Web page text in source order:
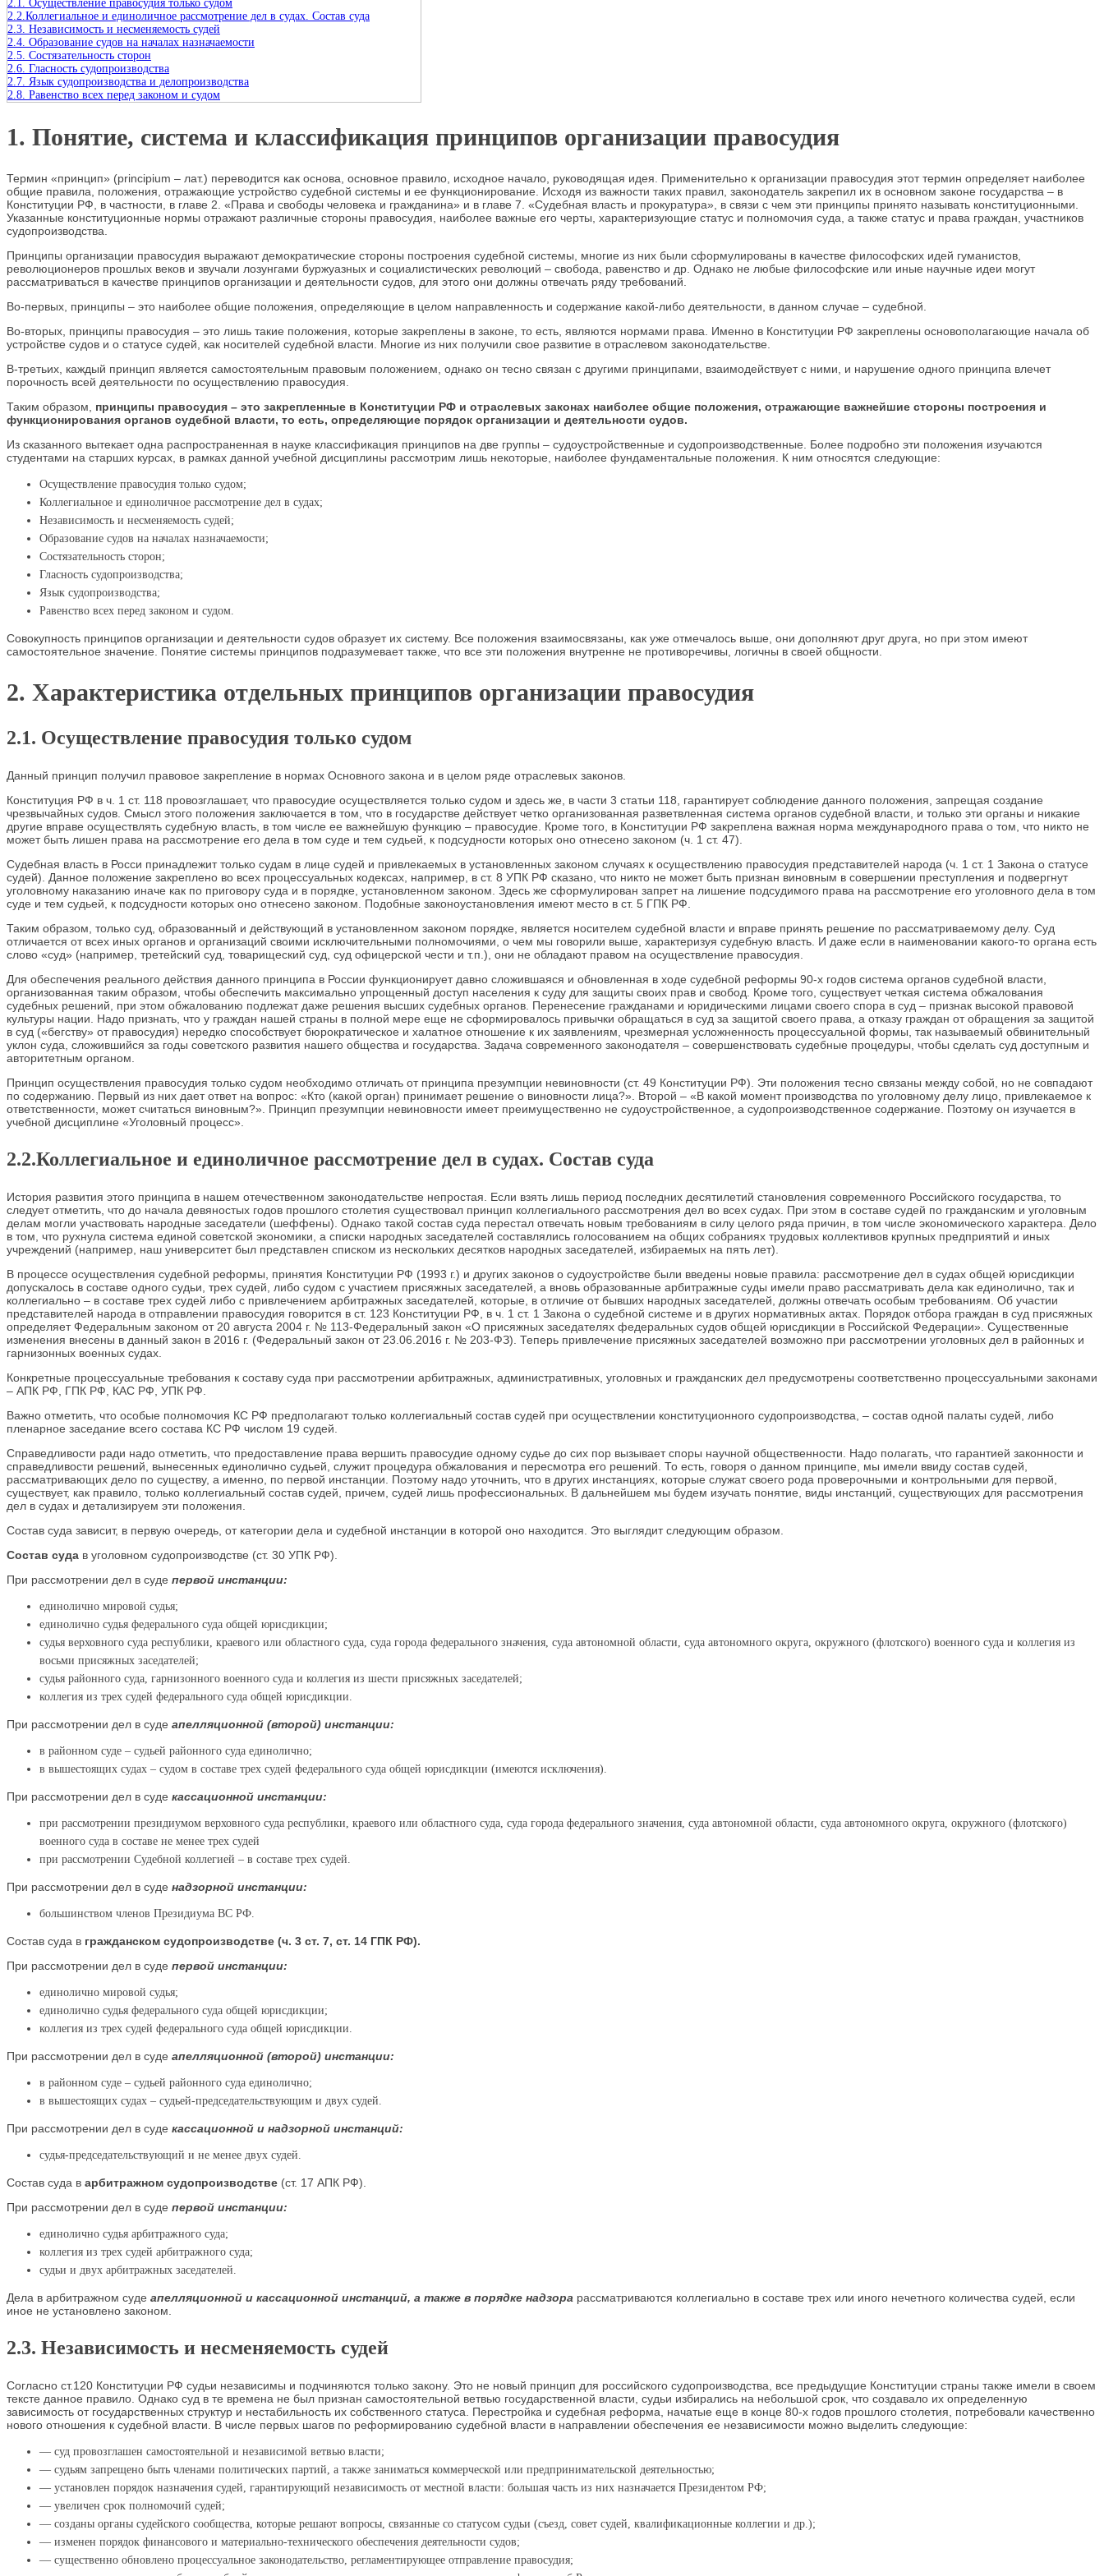
2.1. Осуществление правосудия только судом
2.2.Коллегиальное и единоличное рассмотрение дел в судах. Состав суда
2.3. Независимость и несменяемость судей
2.4. Образование судов на началах назначаемости
2.5. Состязательность сторон
2.6. Гласность судопроизводства
2.7. Язык судопроизводства и делопроизводства
2.8. Равенство всех перед законом и судом
1. Понятие, система и классификация принципов организации правосудия
Термин «принцип» (principium – лат.) переводится как основа, основное правило, исходное начало, руководящая идея. Применительно к организации правосудия этот термин определяет наиболее
общие правила, положения, отражающие устройство судебной системы и ее функционирование. Исходя из важности таких правил, законодатель закрепил их в основном законе государства – в
Конституции РФ, в частности, в главе 2. «Права и свободы человека и гражданина» и в главе 7. «Судебная власть и прокуратура», в связи с чем эти принципы принято называть конституционными.
Указанные конституционные нормы отражают различные стороны правосудия, наиболее важные его черты, характеризующие статус и полномочия суда, а также статус и права граждан, участников
судопроизводства.
Принципы организации правосудия выражают демократические стороны построения судебной системы, многие из них были сформулированы в качестве философских идей гуманистов,
революционеров прошлых веков и звучали лозунгами буржуазных и социалистических революций – свобода, равенство и др. Однако не любые философские или иные научные идеи могут
рассматриваться в качестве принципов организации и деятельности судов, для этого они должны отвечать ряду требований.
Во-первых, принципы – это наиболее общие положения, определяющие в целом направленность и содержание какой-либо деятельности, в данном случае – судебной.
Во-вторых, принципы правосудия – это лишь такие положения, которые закреплены в законе, то есть, являются нормами права. Именно в Конституции РФ закреплены основополагающие начала об
устройстве судов и о статусе судей, как носителей судебной власти. Многие из них получили свое развитие в отраслевом законодательстве.
В-третьих, каждый принцип является самостоятельным правовым положением, однако он тесно связан с другими принципами, взаимодействует с ними, и нарушение одного принципа влечет
порочность всей деятельности по осуществлению правосудия.
Таким образом, принципы правосудия – это закрепленные в Конституции РФ и отраслевых законах наиболее общие положения, отражающие важнейшие стороны построения и
функционирования органов судебной власти, то есть, определяющие порядок организации и деятельности судов.
Из сказанного вытекает одна распространенная в науке классификация принципов на две группы – судоустройственные и судопроизводственные. Более подробно эти положения изучаются
студентами на старших курсах, в рамках данной учебной дисциплины рассмотрим лишь некоторые, наиболее фундаментальные положения. К ним относятся следующие:
Осуществление правосудия только судом;
Коллегиальное и единоличное рассмотрение дел в судах;
Независимость и несменяемость судей;
Образование судов на началах назначаемости;
Состязательность сторон;
Гласность судопроизводства;
Язык судопроизводства;
Равенство всех перед законом и судом.
Совокупность принципов организации и деятельности судов образует их систему. Все положения взаимосвязаны, как уже отмечалось выше, они дополняют друг друга, но при этом имеют
самостоятельное значение. Понятие системы принципов подразумевает также, что все эти положения внутренне не противоречивы, логичны в своей общности.
2. Характеристика отдельных принципов организации правосудия
2.1. Осуществление правосудия только судом
Данный принцип получил правовое закрепление в нормах Основного закона и в целом ряде отраслевых законов.
Конституция РФ в ч. 1 ст. 118 провозглашает, что правосудие осуществляется только судом и здесь же, в части 3 статьи 118, гарантирует соблюдение данного положения, запрещая создание
чрезвычайных судов. Смысл этого положения заключается в том, что в государстве действует четко организованная разветвленная система органов судебной власти, и только эти органы и никакие
другие вправе осуществлять судебную власть, в том числе ее важнейшую функцию – правосудие. Кроме того, в Конституции РФ закреплена важная норма международного права о том, что никто не
может быть лишен права на рассмотрение его дела в том суде и тем судьей, к подсудности которых оно отнесено законом (ч. 1 ст. 47).
Судебная власть в Росси принадлежит только судам в лице судей и привлекаемых в установленных законом случаях к осуществлению правосудия представителей народа (ч. 1 ст. 1 Закона о статусе
судей). Данное положение закреплено во всех процессуальных кодексах, например, в ст. 8 УПК РФ сказано, что никто не может быть признан виновным в совершении преступления и подвергнут
уголовному наказанию иначе как по приговору суда и в порядке, установленном законом. Здесь же сформулирован запрет на лишение подсудимого права на рассмотрение его уголовного дела в том
суде и тем судьей, к подсудности которых оно отнесено законом. Подобные законоустановления имеют место в ст. 5 ГПК РФ.
Таким образом, только суд, образованный и действующий в установленном законом порядке, является носителем судебной власти и вправе принять решение по рассматриваемому делу. Суд
отличается от всех иных органов и организаций своими исключительными полномочиями, о чем мы говорили выше, характеризуя судебную власть. И даже если в наименовании какого-то органа есть
слово «суд» (например, третейский суд, товарищеский суд, суд офицерской чести и т.п.), они не обладают правом на осуществление правосудия.
Для обеспечения реального действия данного принципа в России функционирует давно сложившаяся и обновленная в ходе судебной реформы 90-х годов система органов судебной власти,
организованная таким образом, чтобы обеспечить максимально упрощенный доступ населения к суду для защиты своих прав и свобод. Кроме того, существует четкая система обжалования
судебных решений, при этом обжалованию подлежат даже решения высших судебных органов. Перенесение гражданами и юридическими лицами своего спора в суд – признак высокой правовой
культуры нации. Надо признать, что у граждан нашей страны в полной мере еще не сформировалось привычки обращаться в суд за защитой своего права, а отказу граждан от обращения за защитой
в суд («бегству» от правосудия) нередко способствует бюрократическое и халатное отношение к их заявлениям, чрезмерная усложненность процессуальной формы, так называемый обвинительный
уклон суда, сложившийся за годы советского развития нашего общества и государства. Задача современного законодателя – совершенствовать судебные процедуры, чтобы сделать суд доступным и
авторитетным органом.
Принцип осуществления правосудия только судом необходимо отличать от принципа презумпции невиновности (ст. 49 Конституции РФ). Эти положения тесно связаны между собой, но не совпадают
по содержанию. Первый из них дает ответ на вопрос: «Кто (какой орган) принимает решение о виновности лица?». Второй – «В какой момент производства по уголовному делу лицо, привлекаемое к
ответственности, может считаться виновным?». Принцип презумпции невиновности имеет преимущественно не судоустройственное, а судопроизводственное содержание. Поэтому он изучается в
учебной дисциплине «Уголовный процесс».
2.2.Коллегиальное и единоличное рассмотрение дел в судах. Состав суда
История развития этого принципа в нашем отечественном законодательстве непростая. Если взять лишь период последних десятилетий становления современного Российского государства, то
следует отметить, что до начала девяностых годов прошлого столетия существовал принцип коллегиального рассмотрения дел во всех судах. При этом в составе судей по гражданским и уголовным
делам могли участвовать народные заседатели (шеффены). Однако такой состав суда перестал отвечать новым требованиям в силу целого ряда причин, в том числе экономического характера. Дело
в том, что рухнула система единой советской экономики, а списки народных заседателей составлялись голосованием на общих собраниях трудовых коллективов крупных предприятий и иных
учреждений (например, наш университет был представлен списком из нескольких десятков народных заседателей, избираемых на пять лет).
В процессе осуществления судебной реформы, принятия Конституции РФ (1993 г.) и других законов о судоустройстве были введены новые правила: рассмотрение дел в судах общей юрисдикции
допускалось в составе одного судьи, трех судей, либо судом с участием присяжных заседателей, а вновь образованные арбитражные суды имели право рассматривать дела как единолично, так и
коллегиально – в составе трех судей либо с привлечением арбитражных заседателей, которые, в отличие от бывших народных заседателей, должны отвечать особым требованиям. Об участии
представителей народа в отправлении правосудия говорится в ст. 123 Конституции РФ, в ч. 1 ст. 1 Закона о судебной системе и в других нормативных актах. Порядок отбора граждан в суд присяжных
определяет Федеральным законом от 20 августа 2004 г. № 113-Федеральный закон «О присяжных заседателях федеральных судов общей юрисдикции в Российской Федерации». Существенные
изменения внесены в данный закон в 2016 г. (Федеральный закон от 23.06.2016 г. № 203-ФЗ). Теперь привлечение присяжных заседателей возможно при рассмотрении уголовных дел в районных и
гарнизонных военных судах.
Конкретные процессуальные требования к составу суда при рассмотрении арбитражных, административных, уголовных и гражданских дел предусмотрены соответственно процессуальными законами
– АПК РФ, ГПК РФ, КАС РФ, УПК РФ.
Важно отметить, что особые полномочия КС РФ предполагают только коллегиальный состав судей при осуществлении конституционного судопроизводства, – состав одной палаты судей, либо
пленарное заседание всего состава КС РФ числом 19 судей.
Справедливости ради надо отметить, что предоставление права вершить правосудие одному судье до сих пор вызывает споры научной общественности. Надо полагать, что гарантией законности и
справедливости решений, вынесенных единолично судьей, служит процедура обжалования и пересмотра его решений. То есть, говоря о данном принципе, мы имели ввиду состав судей,
рассматривающих дело по существу, а именно, по первой инстанции. Поэтому надо уточнить, что в других инстанциях, которые служат своего рода проверочными и контрольными для первой,
существует, как правило, только коллегиальный состав судей, причем, судей лишь профессиональных. В дальнейшем мы будем изучать понятие, виды инстанций, существующих для рассмотрения
дел в судах и детализируем эти положения.
Состав суда зависит, в первую очередь, от категории дела и судебной инстанции в которой оно находится. Это выглядит следующим образом.
Состав суда в уголовном судопроизводстве (ст. 30 УПК РФ).
При рассмотрении дел в суде первой инстанции:
единолично мировой судья;
единолично судья федерального суда общей юрисдикции;
судья верховного суда республики, краевого или областного суда, суда города федерального значения, суда автономной области, суда автономного округа, окружного (флотского) военного суда и коллегия из
восьми присяжных заседателей;
судья районного суда, гарнизонного военного суда и коллегия из шести присяжных заседателей;
коллегия из трех судей федерального суда общей юрисдикции.
При рассмотрении дел в суде апелляционной (второй) инстанции:
в районном суде – судьей районного суда единолично;
в вышестоящих судах – судом в составе трех судей федерального суда общей юрисдикции (имеются исключения).
При рассмотрении дел в суде кассационной инстанции:
при рассмотрении президиумом верховного суда республики, краевого или областного суда, суда города федерального значения, суда автономной области, суда автономного округа, окружного (флотского)
военного суда в составе не менее трех судей
при рассмотрении Судебной коллегией – в составе трех судей.
При рассмотрении дел в суде надзорной инстанции:
большинством членов Президиума ВС РФ.
Состав суда в гражданском судопроизводстве (ч. 3 ст. 7, ст. 14 ГПК РФ).
При рассмотрении дел в суде первой инстанции:
единолично мировой судья;
единолично судья федерального суда общей юрисдикции;
коллегия из трех судей федерального суда общей юрисдикции.
При рассмотрении дел в суде апелляционной (второй) инстанции:
в районном суде – судьей районного суда единолично;
в вышестоящих судах – судьей-председательствующим и двух судей.
При рассмотрении дел в суде кассационной и надзорной инстанций:
судья-председательствующий и не менее двух судей.
Состав суда в арбитражном судопроизводстве (ст. 17 АПК РФ).
При рассмотрении дел в суде первой инстанции:
единолично судья арбитражного суда;
коллегия из трех судей арбитражного суда;
судьи и двух арбитражных заседателей.
Дела в арбитражном суде апелляционной и кассационной инстанций, а также в порядке надзора рассматриваются коллегиально в составе трех или иного нечетного количества судей, если
иное не установлено законом.
2.3. Независимость и несменяемость судей
Согласно ст.120 Конституции РФ судьи независимы и подчиняются только закону. Это не новый принцип для российского судопроизводства, все предыдущие Конституции страны также имели в своем
тексте данное правило. Однако суд в те времена не был признан самостоятельной ветвью государственной власти, судьи избирались на небольшой срок, что создавало их определенную
зависимость от государственных структур и нестабильность их собственного статуса. Перестройка и судебная реформа, начатые еще в конце 80-х годов прошлого столетия, потребовали качественно
нового отношения к судебной власти. В числе первых шагов по реформированию судебной власти в направлении обеспечения ее независимости можно выделить следующие:
— суд провозглашен самостоятельной и независимой ветвью власти;
— судьям запрещено быть членами политических партий, а также заниматься коммерческой или предпринимательской деятельностью;
— установлен порядок назначения судей, гарантирующий независимость от местной власти: большая часть из них назначается Президентом РФ;
— увеличен срок полномочий судей;
— созданы органы судейского сообщества, которые решают вопросы, связанные со статусом судьи (съезд, совет судей, квалификационные коллегии и др.);
— изменен порядок финансового и материально-технического обеспечения деятельности судов;
— существенно обновлено процессуальное законодательство, регламентирующее отправление правосудия;